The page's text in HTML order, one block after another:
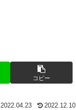
コピー
2022.04.23 2022.12.10